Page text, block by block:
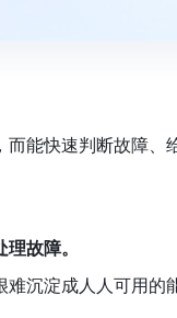
能快速判断故障、
故障。
沉淀成人人可用的能